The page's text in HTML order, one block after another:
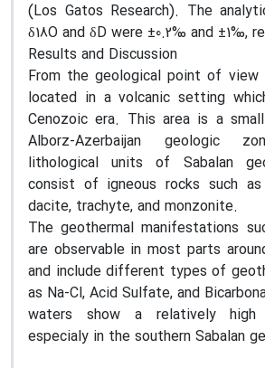
(Los Gatos Research). The
δ18O and δD were ±0.2‰ and ±1‰,
Results and Discussion
From the geological point of
located in a volcanic setting
Cenozoic era. This area is a
Alborz-Azerbaijan geologic
lithological units of Sabalan
consist of igneous rocks such
dacite, trachyte, and monzonite.
The geothermal manifestations
are observable in most parts
and include different types of
as Na-Cl, Acid Sulfate, and
waters show a relatively high
especialy in the southern Sabalan